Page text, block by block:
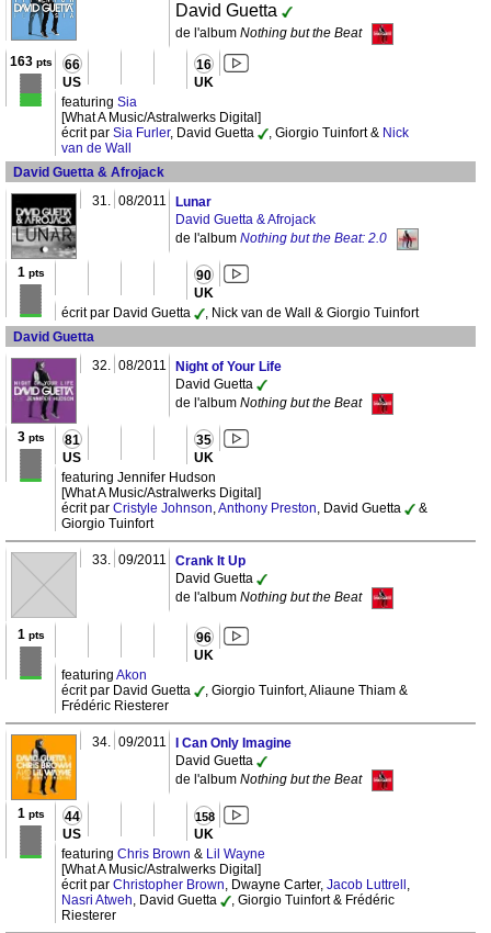
David Guetta
de l'album Nothing but the Beat
163pts 66
US
16
UK
featuring Sia
[What A Music/Astralwerks Digital]
écrit par Sia Furler, David Guetta , Giorgio Tuinfort & Nick
van de Wall
David Guetta & Afrojack
31. 08/2011
Lunar
David Guetta & Afrojack
de l'album Nothing but the Beat: 2.0
1pts 90
UK
écrit par David Guetta
, Nick van de Wall & Giorgio Tuinfort
David Guetta
32. 08/2011
Night of Your Life
David Guetta
de l'album Nothing but the Beat
3pts 81
US
35
UK
featuring Jennifer Hudson
[What A Music/Astralwerks Digital]
écrit par Cristyle Johnson,Anthony Preston, David Guetta
&
Giorgio Tuinfort
33. 09/2011
Crank It Up
David Guetta
de l'album Nothing but the Beat
1pts 96
UK
featuring Akon
écrit par David Guetta
, Giorgio Tuinfort, Aliaune Thiam &
Frédéric Riesterer
34. 09/2011
I Can Only Imagine
David Guetta
de l'album Nothing but the Beat
1pts 44
US
158
UK
featuring Chris Brown & Lil Wayne
[What A Music/Astralwerks Digital]
écrit par Christopher Brown, Dwayne Carter, Jacob Luttrell ,
Nasri Atweh, David Guetta
, Giorgio Tuinfort & Frédéric
Riesterer